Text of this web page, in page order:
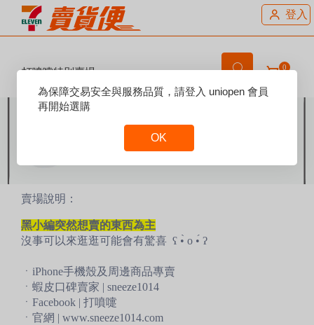
登入
打噴嚏特別賣場 0
賣場說明：
黑小編突然想賣的東西為主
沒事可以來逛逛可能會有驚喜 ʕ •̀ o •́ ʔ
ㆍiPhone手機殼及周邊商品專賣
ㆍ蝦皮口碑賣家 | sneeze1014
ㆍFacebook | 打噴嚏
ㆍ官網 | www.sneeze1014.com
Reset
Focus
為保障交易安全與服務品質，請登入 uniopen 會員
再開始選購
OK